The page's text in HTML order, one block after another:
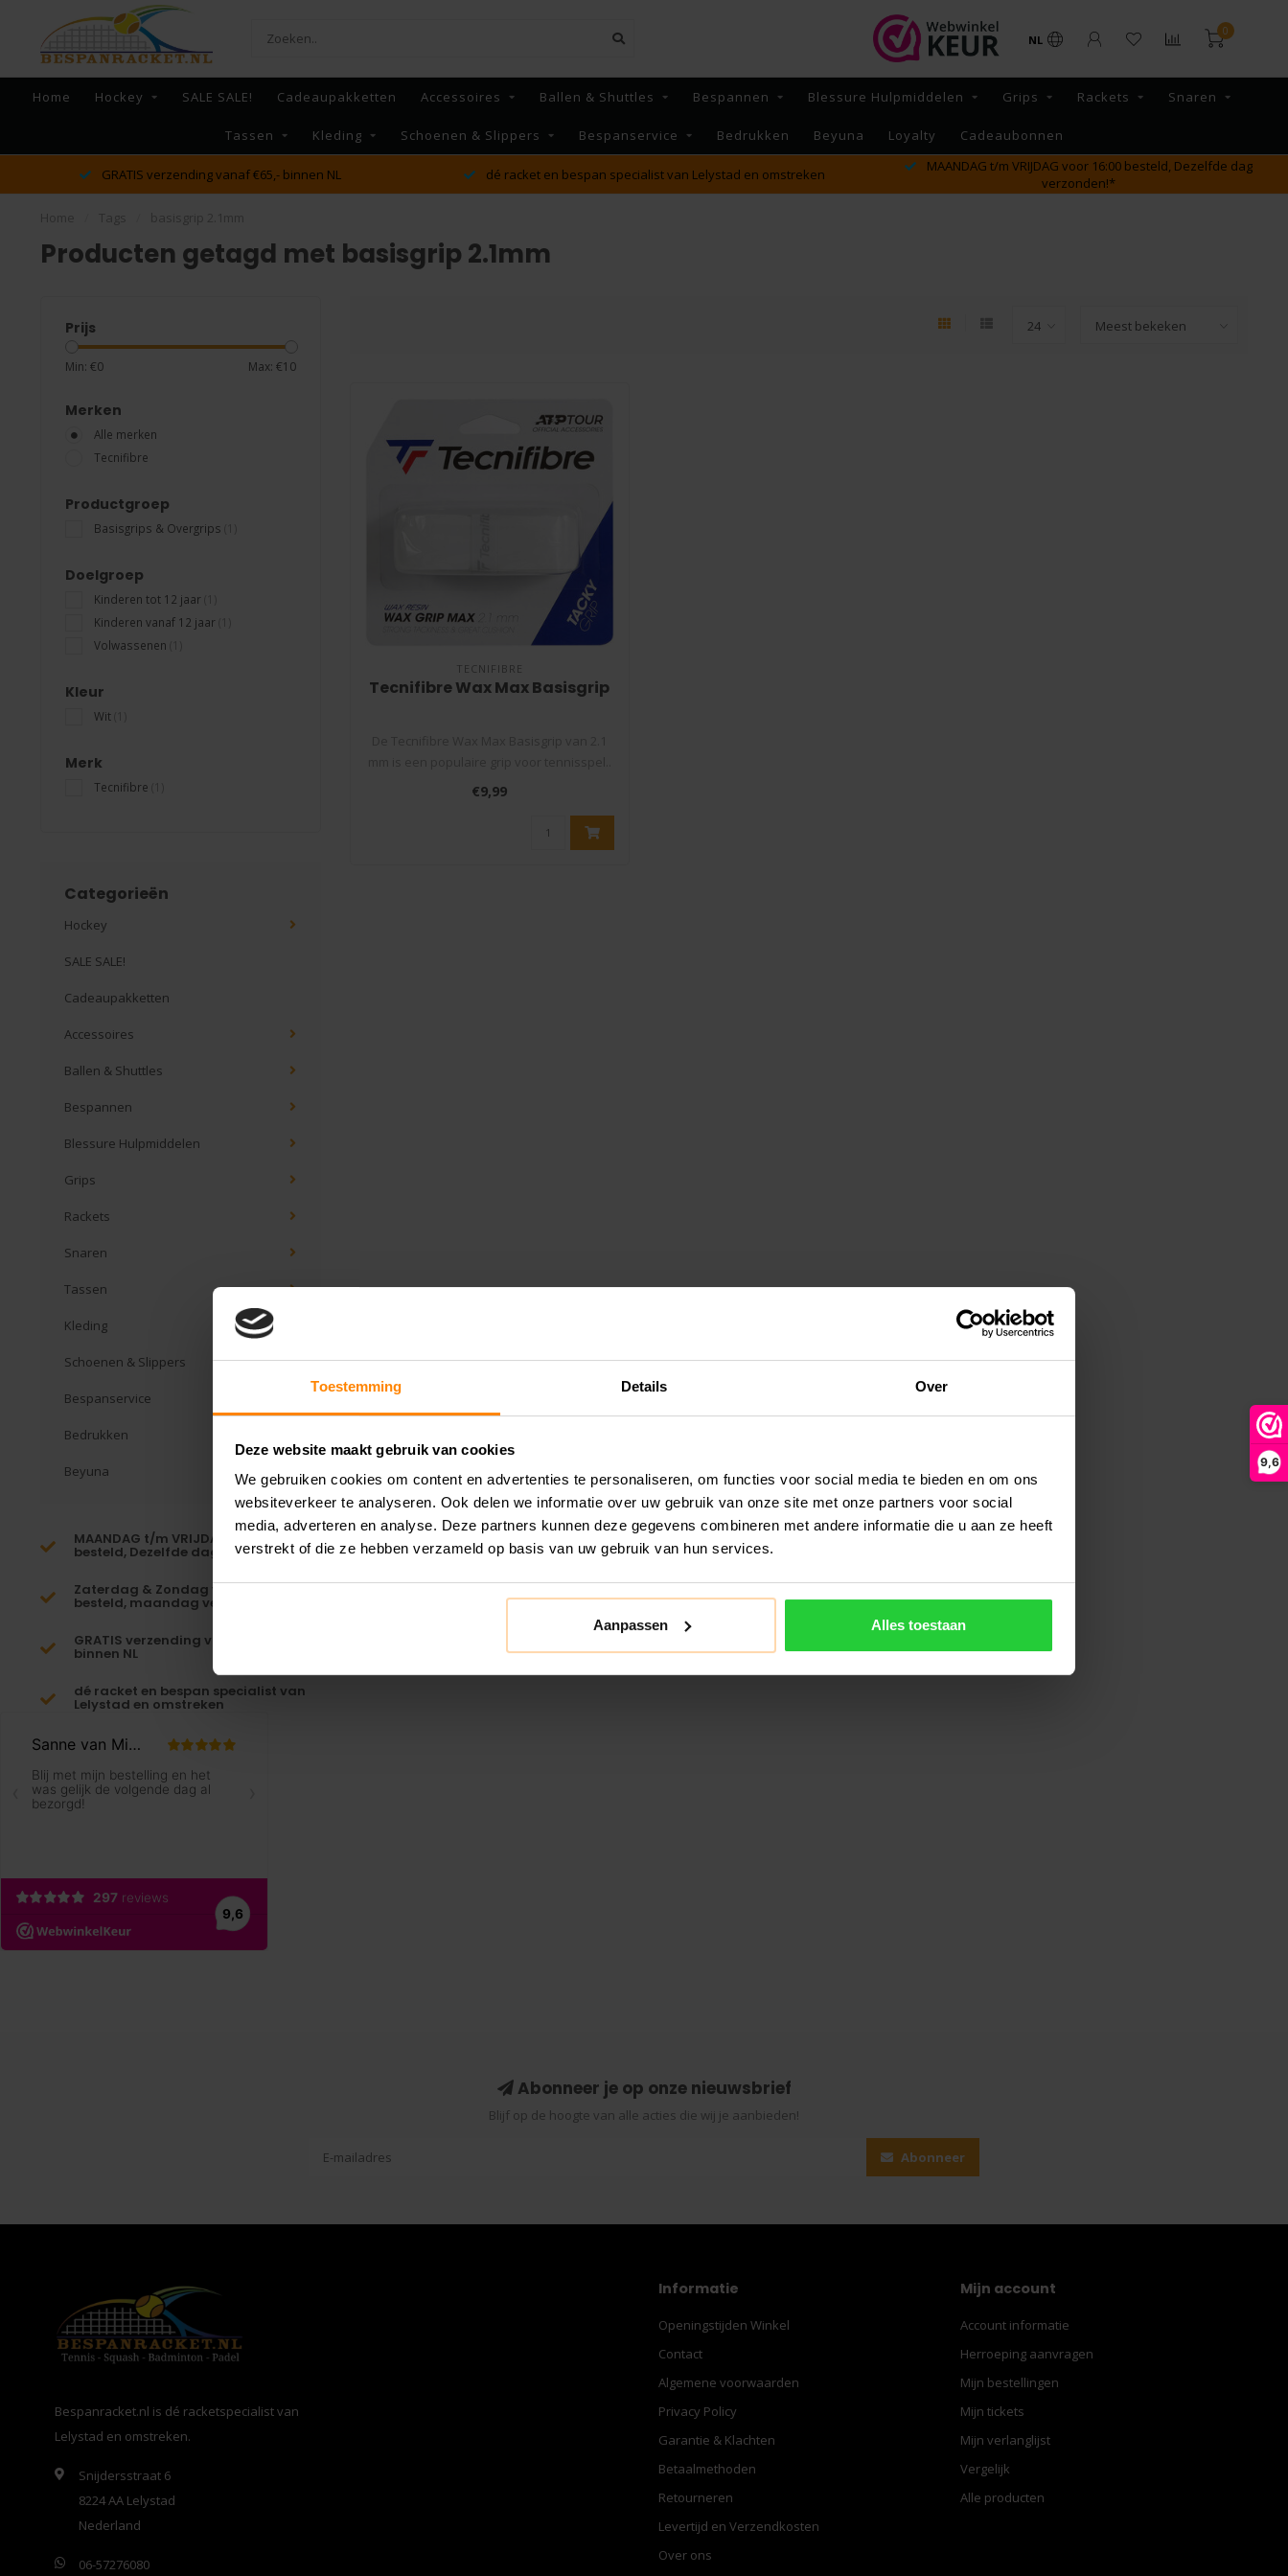
Toestemming Details Over
Deze website maakt gebruik van cookies
We gebruiken cookies om content en advertenties te personaliseren, om functies voor social media te bieden en om ons
websiteverkeer te analyseren. Ook delen we informatie over uw gebruik van onze site met onze partners voor social
media, adverteren en analyse. Deze partners kunnen deze gegevens combineren met andere informatie die u aan ze heeft
verstrekt of die ze hebben verzameld op basis van uw gebruik van hun services.
Aanpassen Alles toestaan
9,6
NL
0
Home Hockey SALE SALE! Cadeaupakketten Accessoires Ballen & Shuttles Bespannen Blessure Hulpmiddelen Grips Rackets Snaren
Tassen Kleding Schoenen & Slippers Bespanservice Bedrukken Beyuna Loyalty Cadeaubonnen
GRATIS verzending vanaf €65,- binnen NL dé racket en bespan specialist van Lelystad en omstreken
MAANDAG t/m VRIJDAG voor 16:00 besteld, Dezelfde dag
verzonden!*
Producten getagd met basisgrip 2.1mm
Prijs
Min: €0 Max: €10
Merken
Alle merken
Tecnifibre
Productgroep
Basisgrips & Overgrips
Doelgroep
Kinderen tot 12 jaar
Kinderen vanaf 12 jaar
Volwassenen
Kleur
Wit
Merk
Tecnifibre
Categorieën
Hockey
SALE SALE!
Cadeaupakketten
Accessoires
Ballen & Shuttles
Bespannen
Blessure Hulpmiddelen
Grips
Rackets
Snaren
Tassen
Kleding
Schoenen & Slippers
Bespanservice
Bedrukken
Beyuna
MAANDAG t/m VRIJDAG voor 16:00
besteld, Dezelfde dag verzonden!*
Zaterdag & Zondag voor 23:59
besteld, maandag verzonden!
GRATIS verzending vanaf €65,-
binnen NL
dé racket en bespan specialist van
Lelystad en omstreken
TECNIFIBRE
Tecnifibre Wax Max Basisgrip
€9,99
Abonneer je op onze nieuwsbrief
Blijf op de hoogte van alle acties die wij je aanbieden!
Abonneer
Bespanracket.nl is dé racketspecialist van
Lelystad en omstreken.
Snijdersstraat 6
8224 AA Lelystad
Nederland
06-57276080
Informatie
Openingstijden Winkel
Contact
Algemene voorwaarden
Privacy Policy
Garantie & Klachten
Betaalmethoden
Retourneren
Levertijd en Verzendkosten
Over ons
Mijn account
Account informatie
Herroeping aanvragen
Mijn bestellingen
Mijn tickets
Mijn verlanglijst
Vergelijk
Alle producten